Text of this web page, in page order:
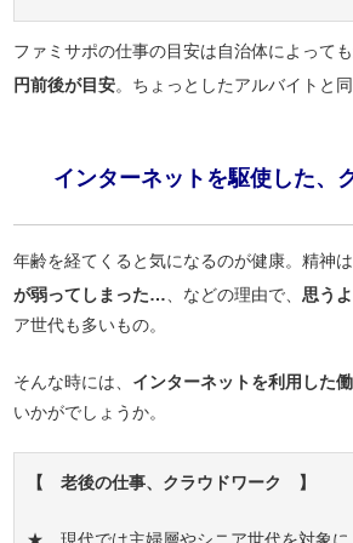
ファミサポの仕事の目安は自治体によっても
円前後が目安。ちょっとしたアルバイトと
インターネットを駆使した、
年齢を経てくると気になるのが健康。精神は
が弱ってしまった…、などの理由で、思う
ア世代も多いもの。
そんな時には、 インターネットを利用した
いかがでしょうか。
【 老後の仕事、クラウドワーク 】